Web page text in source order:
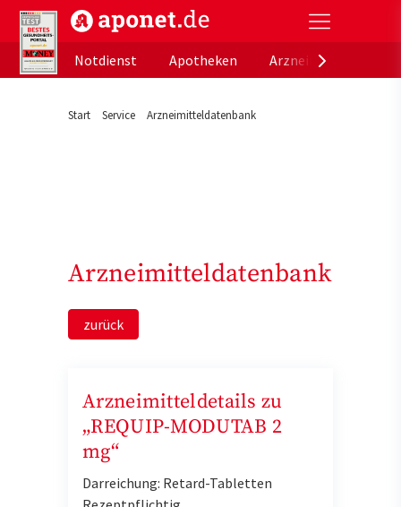
aponet.de - Das offizielle Gesundheitsportal der
Notdienst
Apotheken
Start Service Arzneimitteldatenbank
Arzneimitteldatenbank
zurück
Arzneimitteldetails zu
„REQUIP-MODUTAB 2
mg“
Darreichung: Retard-Tabletten